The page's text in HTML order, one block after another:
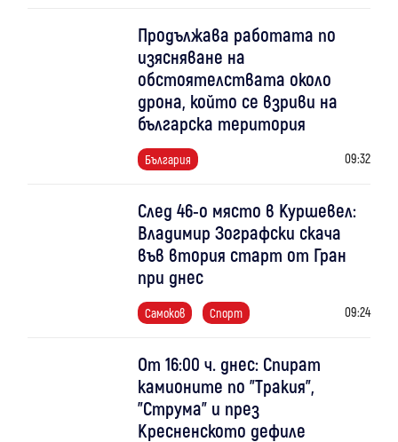
Продължава работата по
изясняване на
обстоятелствата около
дрона, който се взриви на
българска територия
България 09:32
След 46-о място в Куршевел:
Владимир Зографски скача
във втория старт от Гран
при днес
Самоков Спорт 09:24
От 16:00 ч. днес: Спират
камионите по "Тракия",
"Струма" и през
Кресненското дефиле